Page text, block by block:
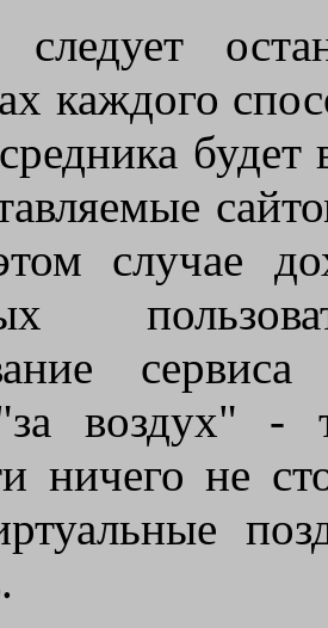
следует
каждого
случае
воздух" -
ничего не